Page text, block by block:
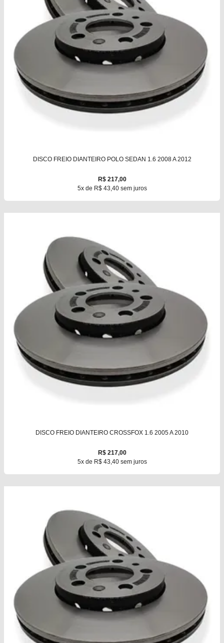
DISCO FREIO DIANTEIRO POLO SEDAN 1.6 2008 A 2012
R$ 217,00
5x de R$ 43,40 sem juros
DISCO FREIO DIANTEIRO CROSSFOX 1.6 2005 A 2010
R$ 217,00
5x de R$ 43,40 sem juros